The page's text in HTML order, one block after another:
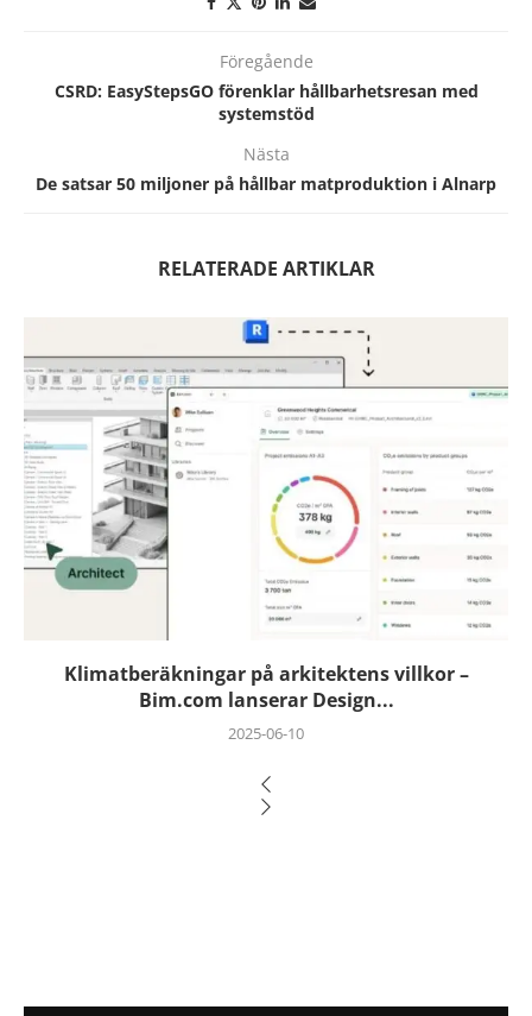
Föregående
CSRD: EasyStepsGO förenklar hållbarhetsresan med
systemstöd
Nästa
De satsar 50 miljoner på hållbar matproduktion i Alnarp
RELATERADE ARTIKLAR
Klimatberäkningar på arkitektens villkor –
Bim.com lanserar Design...
2025-06-10